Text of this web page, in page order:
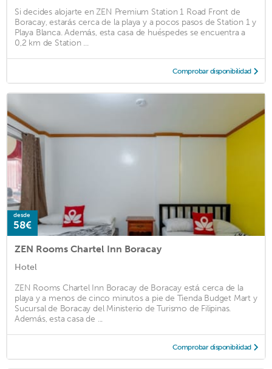
Si decides alojarte en ZEN Premium Station 1 Road Front de
Boracay, estarás cerca de la playa y a pocos pasos de Station 1 y
Playa Blanca. Además, esta casa de huéspedes se encuentra a
0,2 km de Station ...
Comprobar disponibilidad
desde
58€
ZEN Rooms Chartel Inn Boracay
Hotel
ZEN Rooms Chartel Inn Boracay de Boracay está cerca de la
playa y a menos de cinco minutos a pie de Tienda Budget Mart y
Sucursal de Boracay del Ministerio de Turismo de Filipinas.
Además, esta casa de ...
Comprobar disponibilidad